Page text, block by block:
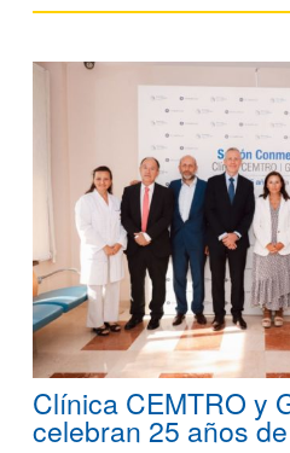
Clínica CEMTRO y
celebran 25 años